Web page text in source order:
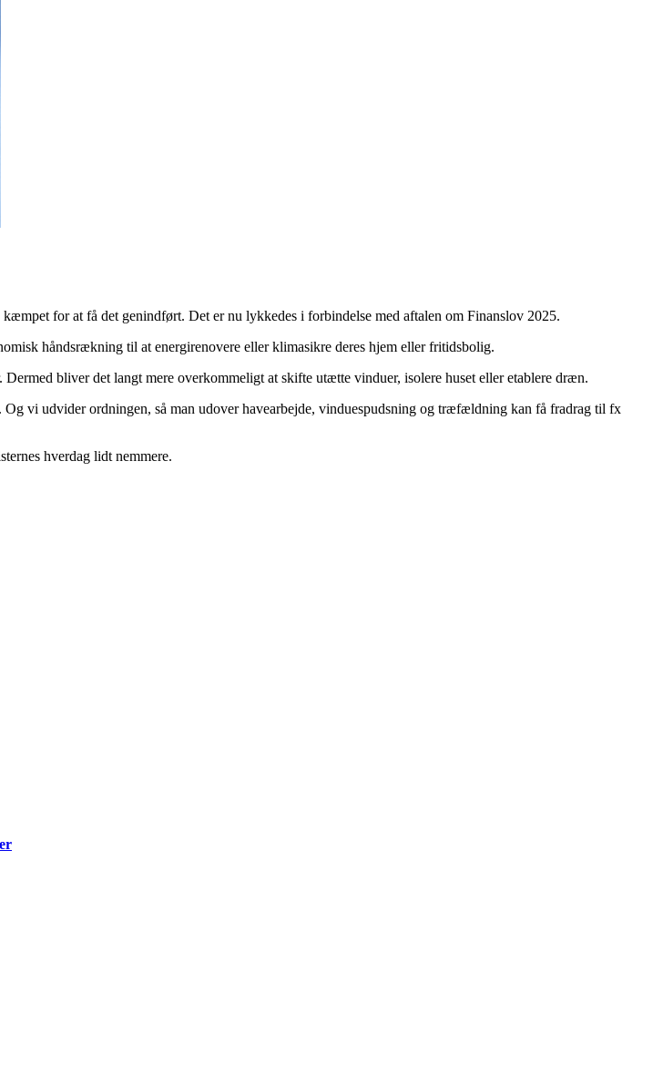
for at få det genindført. Det er nu lykkedes i forbindelse med aftalen om Finanslov 2025.
håndsrækning til at energirenovere eller klimasikre deres hjem eller fritidsbolig.
bliver det langt mere overkommeligt at skifte utætte vinduer, isolere huset eller etablere dræn.
vi udvider ordningen, så man udover havearbejde, vinduespudsning og træfældning kan få fradrag til fx
hverdag lidt nemmere.